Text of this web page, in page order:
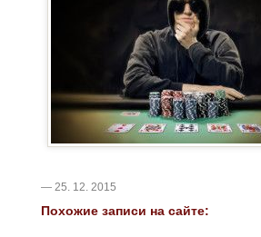
— 25. 12. 2015
Похожие записи на сайте: